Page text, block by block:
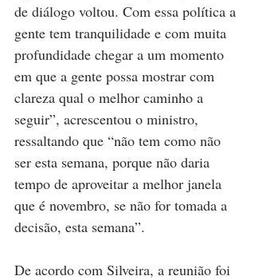
de diálogo voltou. Com essa política a
gente tem tranquilidade e com muita
profundidade chegar a um momento
em que a gente possa mostrar com
clareza qual o melhor caminho a
seguir”, acrescentou o ministro,
ressaltando que “não tem como não
ser esta semana, porque não daria
tempo de aproveitar a melhor janela
que é novembro, se não for tomada a
decisão, esta semana”.
De acordo com Silveira, a reunião foi